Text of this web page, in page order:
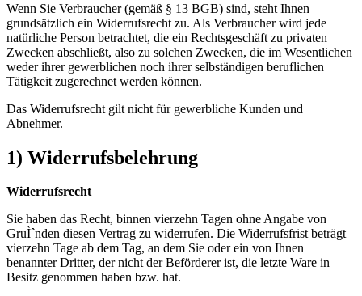
Wenn Sie Verbraucher (gemäß § 13 BGB) sind, steht Ihnen
grundsätzlich ein Widerrufsrecht zu. Als Verbraucher wird jede
natürliche Person betrachtet, die ein Rechtsgeschäft zu privaten
Zwecken abschließt, also zu solchen Zwecken, die im Wesentlichen
weder ihrer gewerblichen noch ihrer selbständigen beruflichen
Tätigkeit zugerechnet werden können.
Das Widerrufsrecht gilt nicht für gewerbliche Kunden und
Abnehmer.
1) Widerrufsbelehrung
Widerrufsrecht
Sie haben das Recht, binnen vierzehn Tagen ohne Angabe von
GruÌˆnden diesen Vertrag zu widerrufen. Die Widerrufsfrist beträgt
vierzehn Tage ab dem Tag, an dem Sie oder ein von Ihnen
benannter Dritter, der nicht der Beförderer ist, die letzte Ware in
Besitz genommen haben bzw. hat.